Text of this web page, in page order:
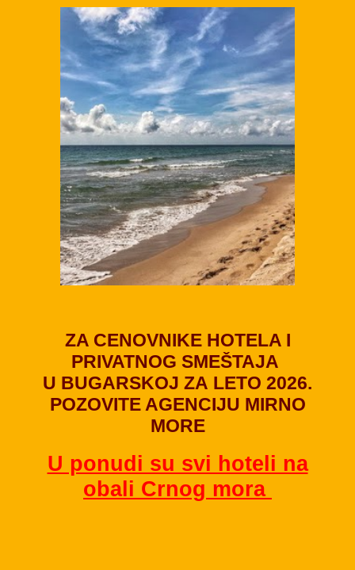
ZA CENOVNIKE HOTELA I
PRIVATNOG SMEŠTAJA
U BUGARSKOJ ZA LETO 2026.
POZOVITE AGENCIJU MIRNO
MORE
U ponudi su svi hoteli na
obali Crnog mora